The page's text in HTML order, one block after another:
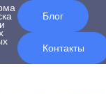
Блог
Контакты